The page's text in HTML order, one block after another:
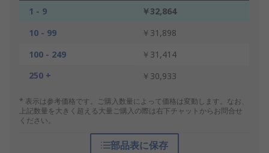
1 - 9
￥32,864
10 - 99
￥31,898
100 - 249
￥31,414
250 +
￥30,933
* 表示は参考価格です。ご購入数量によって価格は変動します。なお、
上記数量を大きく超える大量ご購入の際は右下チャットからお問合せ
ください。
部品表に保存